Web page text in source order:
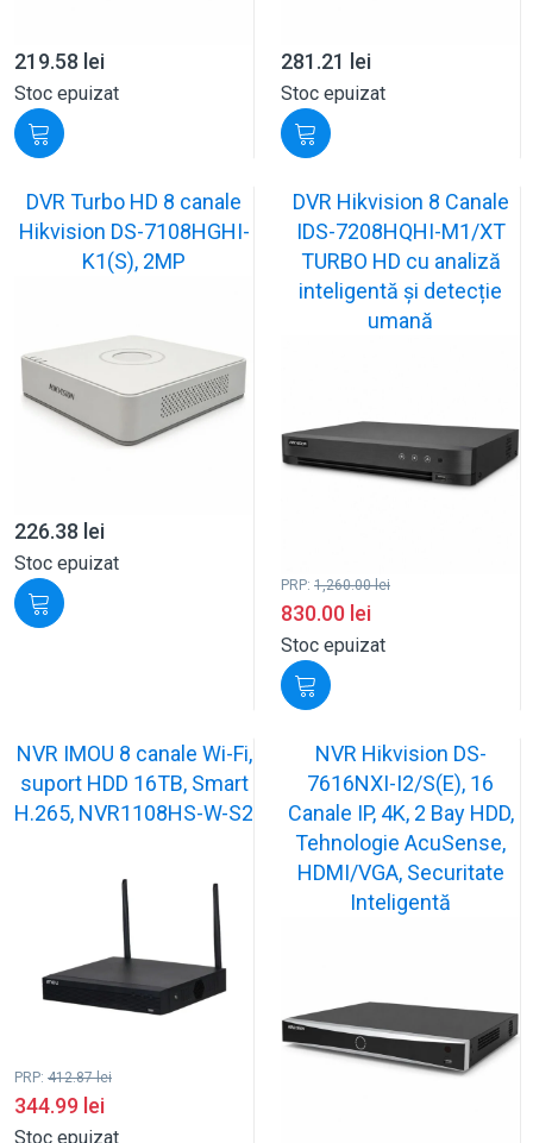
219.58 lei
Stoc epuizat
281.21 lei
Stoc epuizat
DVR Turbo HD 8 canale
Hikvision DS-7108HGHI-
K1(S), 2MP
226.38 lei
Stoc epuizat
DVR Hikvision 8 Canale
IDS-7208HQHI-M1/XT
TURBO HD cu analiză
inteligentă și detecție
umană
PRP: 1,260.00lei
830.00 lei
Stoc epuizat
NVR IMOU 8 canale Wi-Fi,
suport HDD 16TB, Smart
H.265, NVR1108HS-W-S2
PRP: 412.87lei
344.99 lei
Stoc epuizat
NVR Hikvision DS-
7616NXI-I2/S(E), 16
Canale IP, 4K, 2 Bay HDD,
Tehnologie AcuSense,
HDMI/VGA, Securitate
Inteligentă